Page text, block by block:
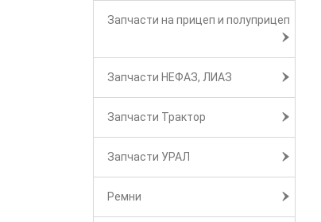
Запчасти на прицеп и полуприцеп
Запчасти НЕФАЗ, ЛИАЗ
Запчасти Трактор
Запчасти УРАЛ
Ремни